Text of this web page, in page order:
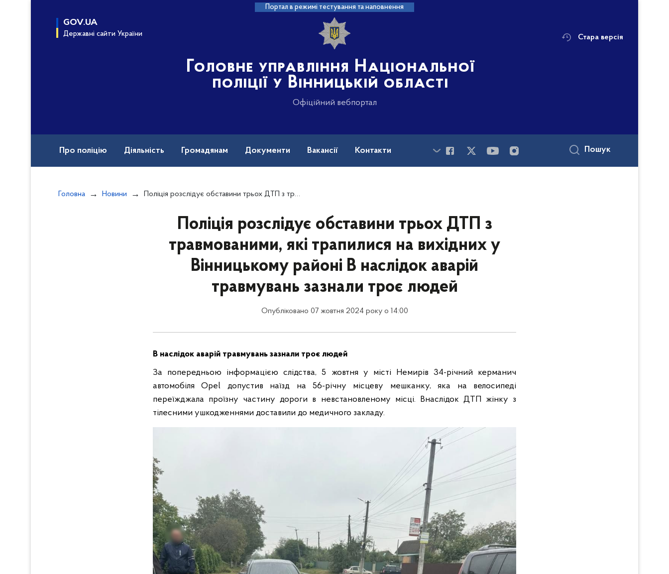
Портал в режимі тестування та наповнення
GOV.UA
Державні сайти України
Головне управління Національної
поліції у Вінницькій області
Офіційний вебпортал
Стара версія
Про поліцію Діяльність Громадянам Документи Вакансії Контакти Пошук
Головна Новини Поліція розслідує обставини трьох ДТП з травмованими, які трапилися на вихідних у Вінницькому районі В наслідок аварій травмувань зазнали троє людей
Поліція розслідує обставини трьох ДТП з
травмованими, які трапилися на вихідних у
Вінницькому районі В наслідок аварій
травмувань зазнали троє людей
Опубліковано 07 жовтня 2024 року о 14:00
В наслідок аварій травмувань зазнали троє людей
За попередньою інформацією слідства, 5 жовтня у місті Немирів 34-річний керманич
автомобіля Opel допустив наїзд на 56-річну місцеву мешканку, яка на велосипеді
переїжджала проїзну частину дороги в невстановленому місці. Внаслідок ДТП жінку з
тілесними ушкодженнями доставили до медичного закладу.